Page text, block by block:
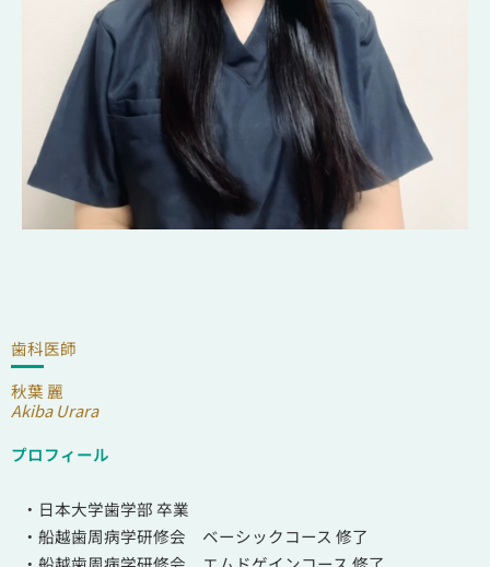
歯科医師
秋葉 麗
Akiba Urara
プロフィール
・日本大学歯学部 卒業
・船越歯周病学研修会 ベーシックコース 修了